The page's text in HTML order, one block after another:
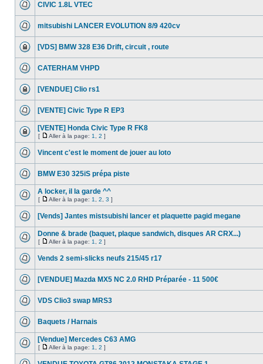
CIVIC 1.8L VTEC
mitsubishi LANCER EVOLUTION 8/9 420cv
[VDS] BMW 328 E36 Drift, circuit , route
CATERHAM VHPD
[VENDUE] Clio rs1
[VENTE] Civic Type R EP3
[VENTE] Honda Civic Type R FK8
[ Aller à la page: 1 2 ]
Vincent c'est le moment de jouer au loto
BMW E30 325iS prépa piste
A locker, il la garde ^^
[ Aller à la page: 1 2 3 ]
[Vends] Jantes mistsubishi lancer et plaquette pagid megane
Donne & brade (baquet, plaque sandwich, disques AR CRX...)
[ Aller à la page: 1 2 ]
Vends 2 semi-slicks neufs 215/45 r17
[VENDUE] Mazda MX5 NC 2.0 RHD Préparée - 11 500€
VDS Clio3 swap MRS3
Baquets / Harnais
[Vendue] Mercedes C63 AMG
[ Aller à la page: 1 2 ]